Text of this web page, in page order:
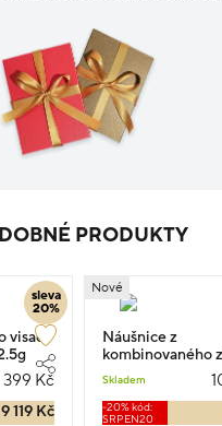
PRODUKTY
sleva
20%
visací
399 Kč
9 119 Kč
Nové
Náušnice z
kombinovaného
Skladem
-20% kód:
SRPEN20